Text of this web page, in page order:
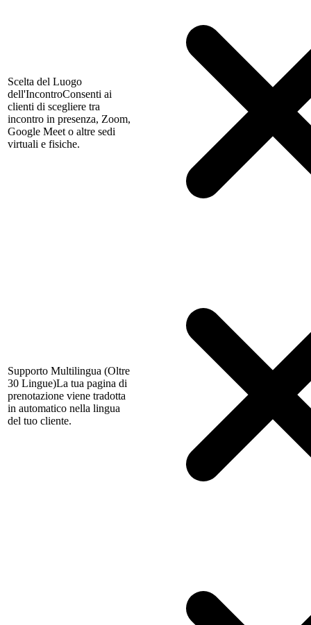
Scelta del Luogo
dell'IncontroConsenti ai
clienti di scegliere tra
incontro in presenza, Zoom,
Google Meet o altre sedi
virtuali e fisiche.
Supporto Multilingua (Oltre
30 Lingue)La tua pagina di
prenotazione viene tradotta
in automatico nella lingua
del tuo cliente.